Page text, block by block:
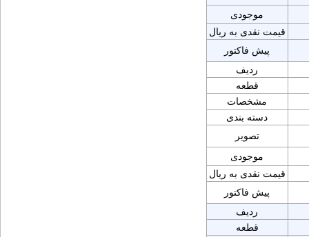
موجودی
قیمت نقدی به ریال
پیش فاکتور
ردیف
قطعه
مشخصات
دسته بندی
تصویر
موجودی
قیمت نقدی به ریال
پیش فاکتور
ردیف
قطعه